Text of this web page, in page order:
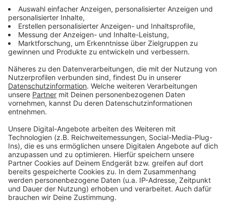
Festgestellt werden aktuell vornehmlich
offensichtliche Schäden wie Kronenbrüche,
angekippte sowie umgestürzte Bäume. Unmittelbare
Gefahren werden direkt beseitigt.Bürger*innen, die
Schäden an Bäumen im öffentlichen Straßenraum
oder Park- und Grünanlagen sehen, können diese
gerne über das Servicecenter der Stadt Aachen unter
0241-4320 melden.
Am Donnerstagmittag haben auch umgestürzte
in Höhe Rastplatz Rur-Scholle-Süd und auf der A44
Aachen-Lüttich in der Einfahrt Aachen-Lichtenbusch.
Am Donnerstagmorgen ist schon die Hahner Straße
kurzzeitig zwischen Simmerath-Lammersdorf und
Roetgen-Mulartshütte wegen eines umgestürzten
Baumes gesperrt gewesen.